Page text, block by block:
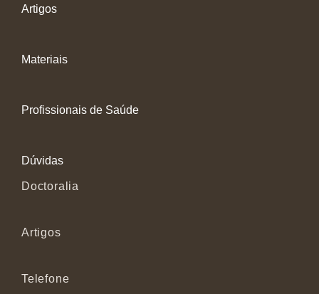
Artigos
Materiais
Profissionais de Saúde
Dúvidas
Doctoralia
Artigos
Telefone